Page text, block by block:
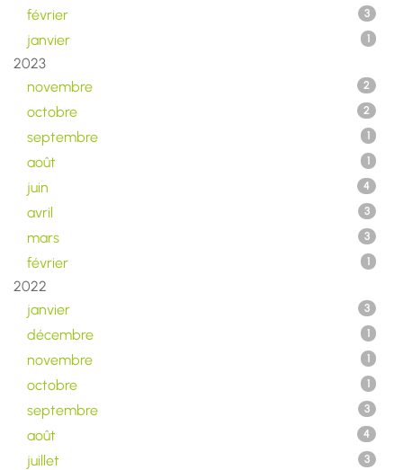
février 3
janvier 1
2023
novembre
2
octobre 2
septembre 1
août 1
juin 4
avril 3
mars 3
février 1
2022
janvier
3
décembre 1
novembre 1
octobre 1
septembre 3
août 4
juillet 3